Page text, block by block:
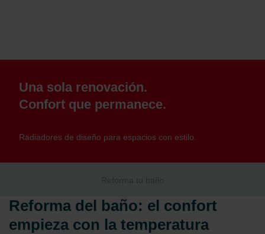
Una sola renovación.
Confort que permanece.
Radiadores de diseño para espacios con estilo.
Reforma tu baño
Reforma del baño: el confort
empieza con la temperatura